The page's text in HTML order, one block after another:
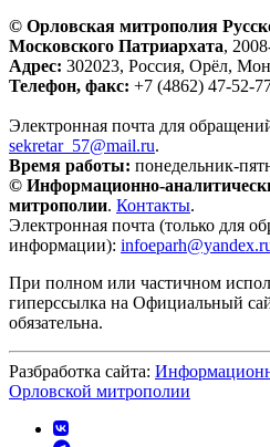
© Орловская митрополия
Московского Патриархата,
Адрес: 302023, Россия, Орёл,
Телефон, факс: +7 (4862) 47-52-
Электронная почта для
sekretar_57@mail.ru.
Время работы: понедельник-
© Информационно-
митрополии. Контакты.
Электронная почта (только для
информации):
При полном или частичном
гиперссылка на Официальный
обязательна.
Разбработка сайта:
Орловской митрополии